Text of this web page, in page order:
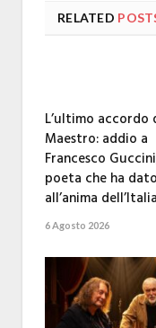
RELATED
L’ultimo accordo
Maestro: addio a
Francesco
poeta che ha
all’anima dell’Italia
6 Agosto 2026